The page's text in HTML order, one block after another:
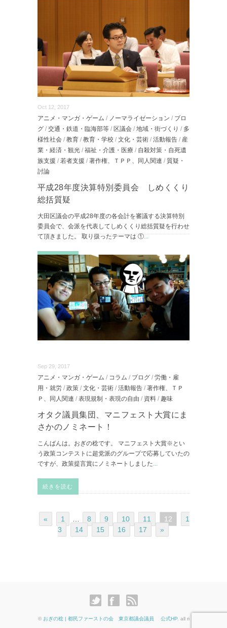
Oct 12, 2017
アニメ・マンガ・ゲーム / ノーマライゼーション / ブロ
グ / 交通・鉄道・臨海部等 / 区議会 / 地域・街づくり / 多
様性社会 / 教育 / 教育・学校 / 文化・芸術 / 活動報告 / 産
業・経済・観光 / 福祉・介護・医療 / 自殺対策・自死遺
族支援 / 若者支援 / 著作権、ＴＰＰ、同人関連 / 質疑・
討論
平成28年度決算特別委員会 しめくくり
総括質疑
大田区議会の平成28年度の各会計を審議する決算特別
委員会で、会派を代表してしめくくり総括質疑を行わせ
て頂きました。 取り扱ったテーマは ①...
続きを読む
Sep 29, 2017
アニメ・マンガ・ゲーム / コラム / ブログ / 労働・雇
用・就労 / 政策 / 文化・芸術 / 活動報告 / 著作権、ＴＰ
Ｐ、同人関連 / 表現規制・表現の自由 / 資料 / 趣味
オタク議員集団、マニフェスト大賞にま
さかのノミネート！
こんばんは。おぎの稔です。 マニフェスト大賞※とい
う政策コンテストに超党派のグループで応募していたの
ですが、政策提言賞にノミネートしました
続きを読む
« 1 8 9 10 11 12
1
3
14 15 16 17 »
© おぎの稔 | 都民ファーストの会 東京都議会議員 公式HP. all ri